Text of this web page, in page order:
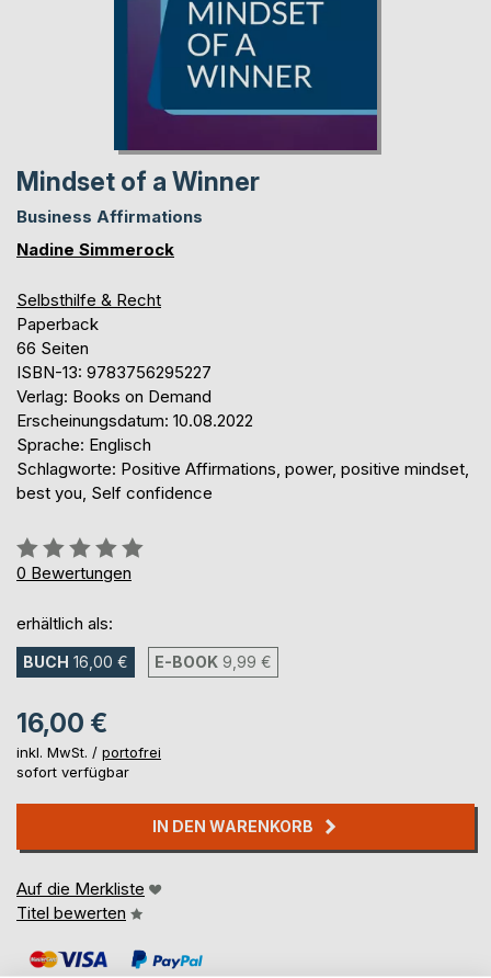
Mindset of a Winner
Business Affirmations
Nadine Simmerock
Selbsthilfe & Recht
Paperback
66 Seiten
ISBN-13: 9783756295227
Verlag: Books on Demand
Erscheinungsdatum: 10.08.2022
Sprache: Englisch
Schlagworte: Positive Affirmations, power, positive mindset,
best you, Self confidence
Bewertung::
0%
0 Bewertungen
erhältlich als:
BUCH 16,00 € E-BOOK 9,99 €
16,00 €
inkl. MwSt. / portofrei
sofort verfügbar
IN DEN WARENKORB
Auf die Merkliste
Titel bewerten